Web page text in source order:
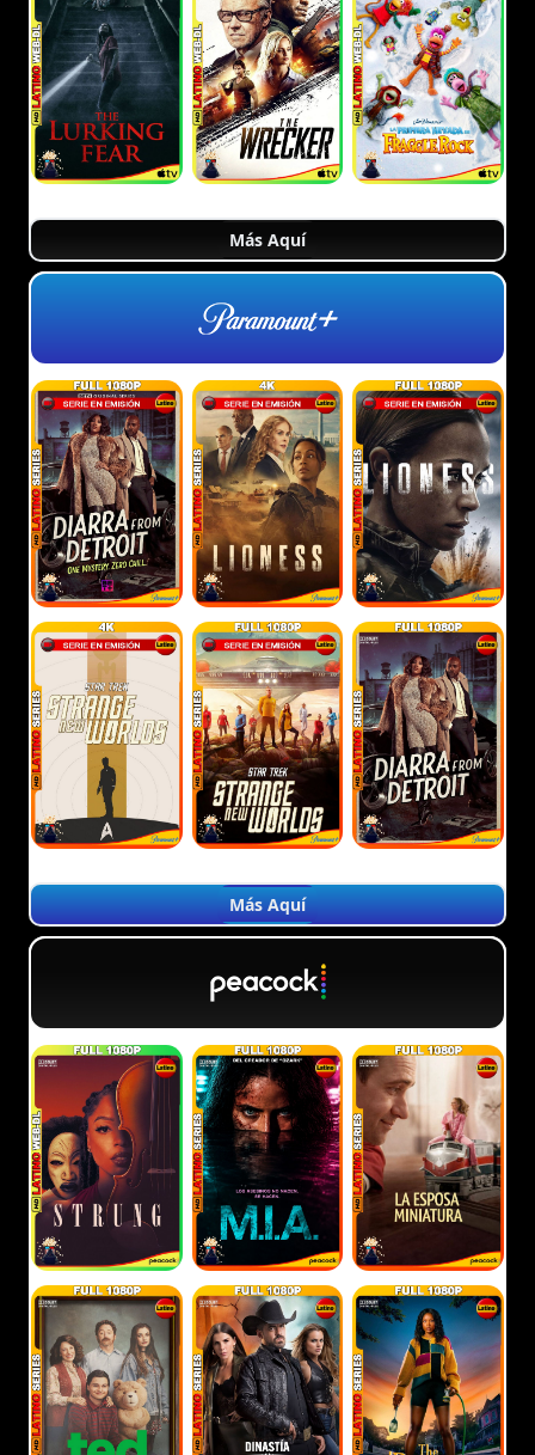
Más Aquí
Más Aquí